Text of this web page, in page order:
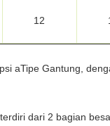
12
aTipe Gantung ,
dari 2 bagian